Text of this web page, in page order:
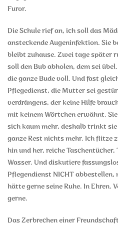
Furor.
Die Schule rief an, ich soll das
ansteckende Augeninfektion. Sie
bleibt zuhause. Zwei tage später
soll den Bub abholen, dem sei
die ganze Bude voll. Und fast
Pflegedienst, die Mutter sei
verdrängens, der keine Hilfe
mit keinem Wörtchen erwähnt.
sich kaum mehr, deshalb trinkt
ganze Rest nichts mehr. Ich flitze
hin und her, reiche
Wasser. Und diskutiere
Pflegendienst NICHT
hätte gerne seine Ruhe. In Ehren.
gerne.
Das Zerbrechen einer